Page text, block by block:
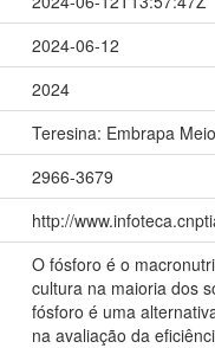
2024-06-12
2024
Teresina: Embrapa
2966-3679
http://
O fósforo é o
cultura na maioria dos
fósforo é uma
na avaliação da